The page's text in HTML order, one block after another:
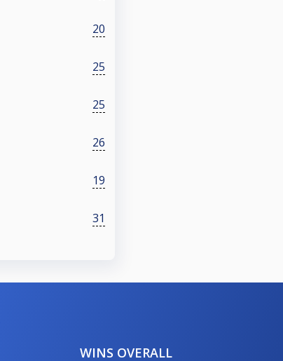
20
25
25
26
19
31
WINS OVERALL